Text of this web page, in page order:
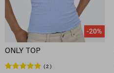
-20%
ONLY TOP
2